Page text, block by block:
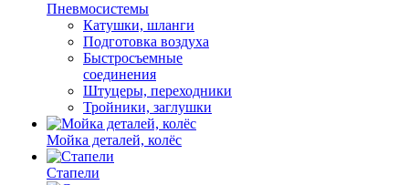
Пневмосистемы
Катушки, шланги
Подготовка воздуха
Быстросъемные
соединения
Штуцеры, переходники
Тройники, заглушки
Мойка деталей, колёс
Стапели